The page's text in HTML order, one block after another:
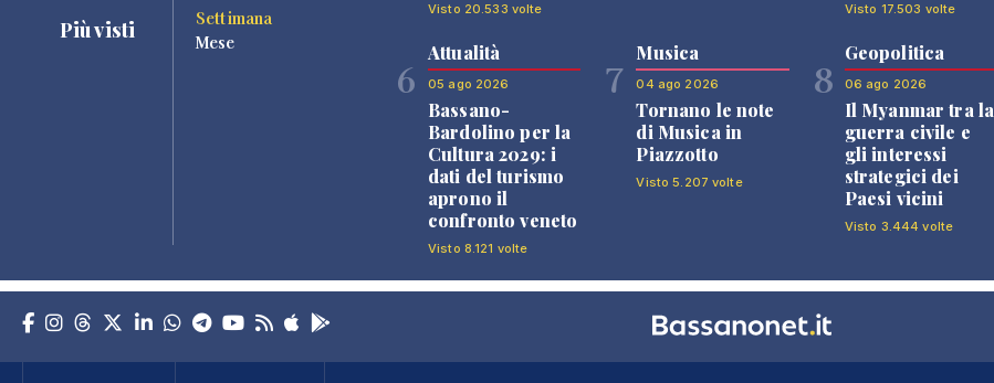
Più visti
Settimana
Mese
Visto 20.533 volte Visto 17.503 volte
6
Attualità
05 ago 2026
Bassano-
Bardolino per la
Cultura 2029: i
dati del turismo
aprono il
confronto veneto
Visto 8.121 volte
7
Musica
04 ago 2026
Tornano le note
di Musica in
Piazzotto
Visto 5.207 volte
8
Geopolitica
06 ago 2026
Il Myanmar tra la
guerra civile e
gli interessi
strategici dei
Paesi vicini
Visto 3.444 volte